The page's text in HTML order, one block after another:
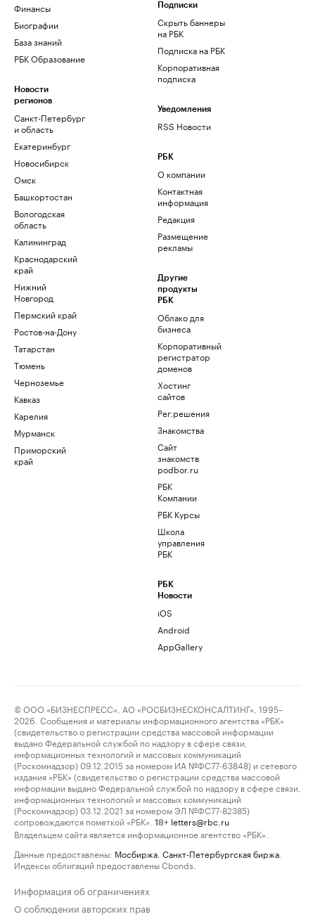
Финансы
Биографии
База знаний
РБК Образование
Новости
регионов
Санкт-Петербург
и область
Екатеринбург
Новосибирск
Омск
Башкортостан
Вологодская
область
Калининград
Краснодарский
край
Нижний
Новгород
Пермский край
Ростов-на-Дону
Татарстан
Тюмень
Черноземье
Кавказ
Карелия
Мурманск
Приморский
край
Подписки
Скрыть баннеры
на РБК
Подписка на РБК
Корпоративная
подписка
Уведомления
RSS Новости
РБК
О компании
Контактная
информация
Редакция
Размещение
рекламы
Другие
продукты
РБК
Облако для
бизнеса
Корпоративный
регистратор
доменов
Хостинг
сайтов
Рег.решения
Знакомства
Сайт
знакомств
podbor.ru
РБК
Компании
РБК Курсы
Школа
управления
РБК
РБК
Новости
iOS
Android
AppGallery
© ООО «БИЗНЕСПРЕСС», АО «РОСБИЗНЕСКОНСАЛТИНГ», 1995–
2026. Сообщения и материалы информационного агентства «РБК»
(свидетельство о регистрации средства массовой информации
выдано Федеральной службой по надзору в сфере связи,
информационных технологий и массовых коммуникаций
(Роскомнадзор) 09.12.2015 за номером ИА №ФС77-63848) и сетевого
издания «РБК» (свидетельство о регистрации средства массовой
информации выдано Федеральной службой по надзору в сфере связи,
информационных технологий и массовых коммуникаций
(Роскомнадзор) 03.12.2021 за номером ЭЛ №ФС77-82385)
сопровождаются пометкой «РБК».
18+ letters@rbc.ru
Владельцем сайта является информационное агентство «РБК».
Данные предоставлены: Мосбиржа Санкт-Петербургская биржа
Индексы облигаций предоставлены Cbonds.
Информация об ограничениях
О соблюдении авторских прав